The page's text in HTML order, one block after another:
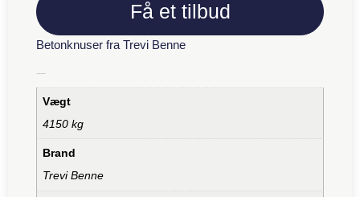
Få et tilbud
Betonknuser fra Trevi Benne
Vægt
4150 kg
Brand
Trevi Benne